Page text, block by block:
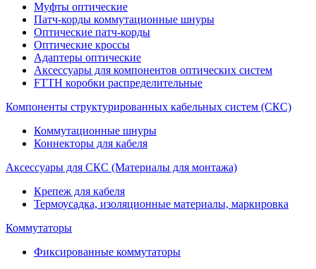
Муфты оптические
Патч-корды коммутационные шнуры
Оптические патч-корды
Оптические кроссы
Адаптеры оптические
Аксессуары для компонентов оптических систем
FTTH коробки распределительные
Компоненты структурированных кабельных систем (СКС)
Коммутационные шнуры
Коннекторы для кабеля
Аксессуары для СКС (Материалы для монтажа)
Крепеж для кабеля
Термоусадка, изоляционные материалы, маркировка
Коммутаторы
Фиксированные коммутаторы